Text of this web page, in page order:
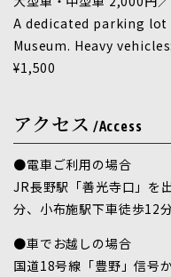
A dedicated parking
Museum. Heavy
¥1,500
アクセス /Access
●電車ご利用の場合
JR長野駅「善光寺口」を
分、小布施駅下車徒歩12
●車でお越しの場合
国道18号線「豊野」信号